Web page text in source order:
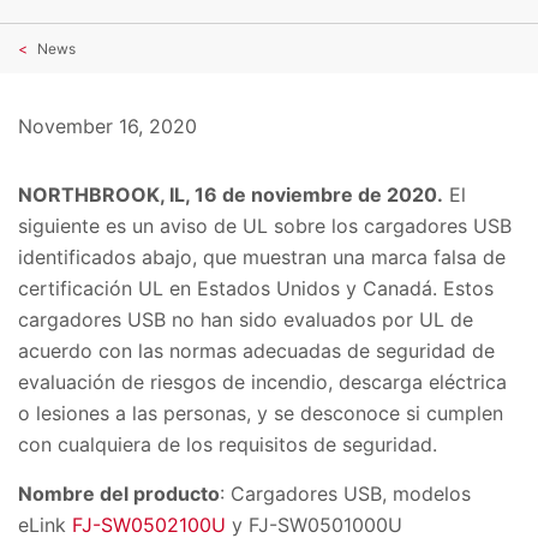
News
November 16, 2020
NORTHBROOK, IL, 16 de noviembre de 2020. El
siguiente es un aviso de UL sobre los cargadores USB
identificados abajo, que muestran una marca falsa de
certificación UL en Estados Unidos y Canadá. Estos
cargadores USB no han sido evaluados por UL de
acuerdo con las normas adecuadas de seguridad de
evaluación de riesgos de incendio, descarga eléctrica
o lesiones a las personas, y se desconoce si cumplen
con cualquiera de los requisitos de seguridad.
Nombre del producto: Cargadores USB, modelos
eLink FJ-SW0502100U y FJ-SW0501000U